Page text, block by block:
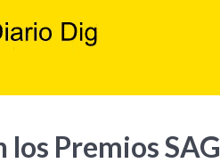
los Premios SAG